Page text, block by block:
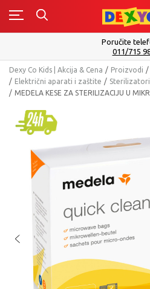
0
Isporuku
Dexy Co Kids | Akcija & Cena Proizvodi
Električni aparati i zaštite
Sterilizatori
MEDELA KESE ZA STERILIZACIJU U